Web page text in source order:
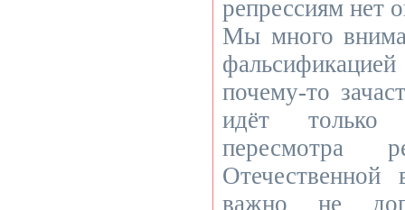
репрессиям нет
Мы много
почему-то
идёт только
пересмотра
важно не